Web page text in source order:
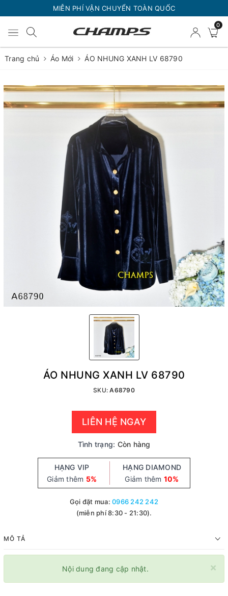
MIỄN PHÍ VẬN CHUYỂN TOÀN QUỐC
0
Trang chủ Áo Mới ÁO NHUNG XANH LV 68790
ÁO NHUNG XANH LV 68790
SKU:A68790
LIÊN HỆ NGAY
Tình trạng: Còn hàng
HẠNG VIP
Giảm thêm 5%
HẠNG DIAMOND
Giảm thêm 10%
Gọi đặt mua:0966 242 242
(miễn phí 8:30 - 21:30).
MÔ TẢ
×
Nội dung đang cập nhật.